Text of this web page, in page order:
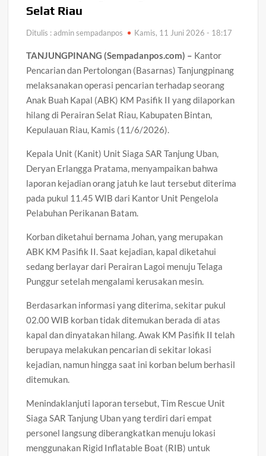
Selat Riau
Ditulis : admin sempadanpos Kamis, 11 Juni 2026 - 18:17
TANJUNGPINANG (Sempadanpos.com) – Kantor
Pencarian dan Pertolongan (Basarnas) Tanjungpinang
melaksanakan operasi pencarian terhadap seorang
Anak Buah Kapal (ABK) KM Pasifik II yang dilaporkan
hilang di Perairan Selat Riau, Kabupaten Bintan,
Kepulauan Riau, Kamis (11/6/2026).
Kepala Unit (Kanit) Unit Siaga SAR Tanjung Uban,
Deryan Erlangga Pratama, menyampaikan bahwa
laporan kejadian orang jatuh ke laut tersebut diterima
pada pukul 11.45 WIB dari Kantor Unit Pengelola
Pelabuhan Perikanan Batam.
Korban diketahui bernama Johan, yang merupakan
ABK KM Pasifik II. Saat kejadian, kapal diketahui
sedang berlayar dari Perairan Lagoi menuju Telaga
Punggur setelah mengalami kerusakan mesin.
Berdasarkan informasi yang diterima, sekitar pukul
02.00 WIB korban tidak ditemukan berada di atas
kapal dan dinyatakan hilang. Awak KM Pasifik II telah
berupaya melakukan pencarian di sekitar lokasi
kejadian, namun hingga saat ini korban belum berhasil
ditemukan.
Menindaklanjuti laporan tersebut, Tim Rescue Unit
Siaga SAR Tanjung Uban yang terdiri dari empat
personel langsung diberangkatkan menuju lokasi
menggunakan Rigid Inflatable Boat (RIB) untuk